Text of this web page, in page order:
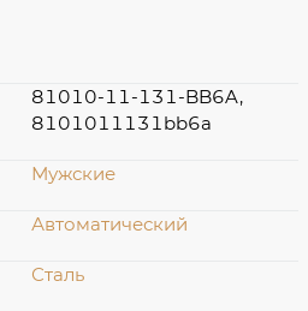
81010-11-131-BB6A,
8101011131bb6a
Мужские
Автоматический
Сталь